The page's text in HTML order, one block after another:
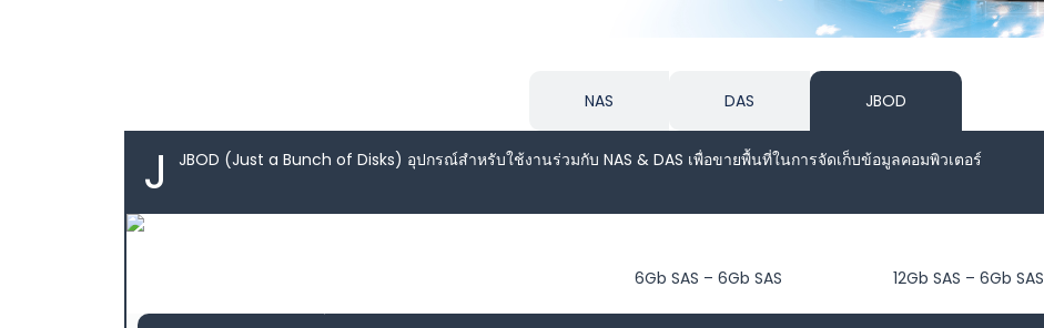
NAS DAS JBOD
J JBOD (Just a Bunch of Disks) อุปกรณ์สำหรับใช้งานร่วมกับ NAS & DAS เพื่อขายพื้นที่ในการจัดเก็บข้อมูลคอมพิวเตอร์
6Gb SAS – 6Gb SAS 12Gb SAS – 6Gb SAS